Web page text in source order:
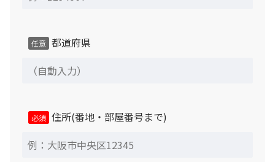
任意 都道府県
必須 住所(番地・部屋番号まで)